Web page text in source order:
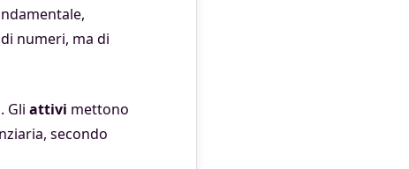
numeri, ma di
Gli attivi mettono
secondo